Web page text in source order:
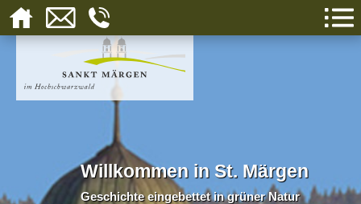
Willkommen in St. Märgen
Geschichte eingebettet in grüner Natur